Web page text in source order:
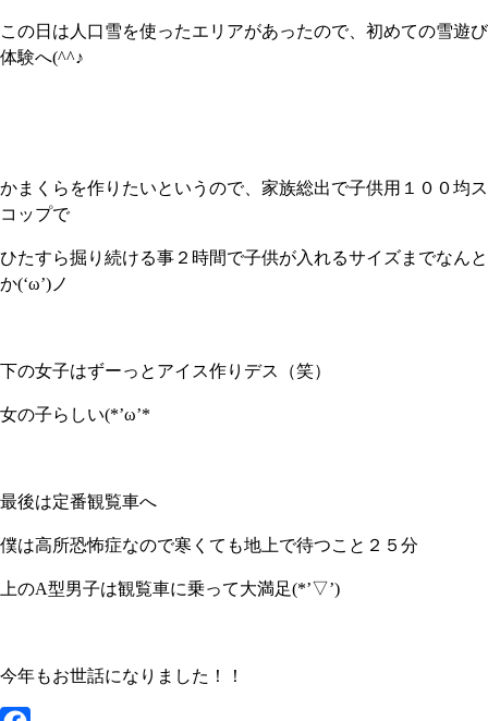
この日は人口雪を使ったエリアがあったので、初めての雪遊び
体験へ(^^♪
かまくらを作りたいというので、家族総出で子供用１００均ス
コップで
ひたすら掘り続ける事２時間で子供が入れるサイズまでなんと
か(‘ω’)ノ
下の女子はずーっとアイス作りデス（笑）
女の子らしい(*’ω’*
最後は定番観覧車へ
僕は高所恐怖症なので寒くても地上で待つこと２５分
上のA型男子は観覧車に乗って大満足(*’▽’)
今年もお世話になりました！！